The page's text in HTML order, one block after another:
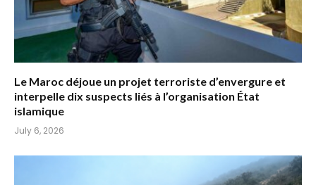
Le Maroc déjoue un projet terroriste d’envergure et
interpelle dix suspects liés à l’organisation État
islamique
July 6, 2026